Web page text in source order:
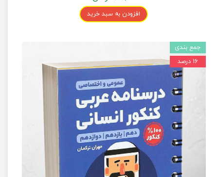
افزودن به سبد خرید
جمع بندی
۱۶ درصد